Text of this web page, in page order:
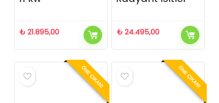
₺21.895,00 ₺24.495,00
ÖNE ÇIKAN! ÖNE ÇIKAN!